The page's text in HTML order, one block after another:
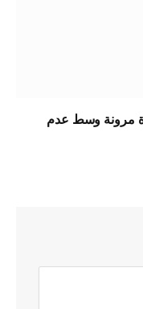
مرونة وسط عدم